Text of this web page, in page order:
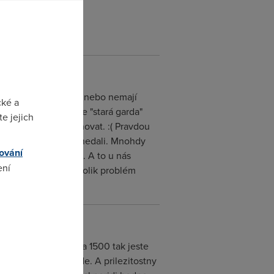
ani nevědí, nebo nemají
Domnívám se, že "stará garda"
dialup zprovozňovat. :( Pravdou
za internet nedali. Mnohdy
může fungovat. A to u nás
A to není ani tolik problém
a pokud neprovola 1500 tak jeste
se to u nas i rozjede. A prilezitostny
a
jejich